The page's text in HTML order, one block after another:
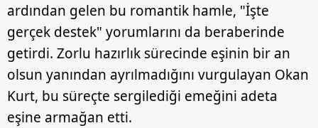
ardından gelen bu romantik hamle, "İşte
gerçek destek" yorumlarını da beraberinde
getirdi. Zorlu hazırlık sürecinde eşinin bir an
olsun yanından ayrılmadığını vurgulayan Okan
Kurt, bu süreçte sergilediği emeğini adeta
eşine armağan etti.